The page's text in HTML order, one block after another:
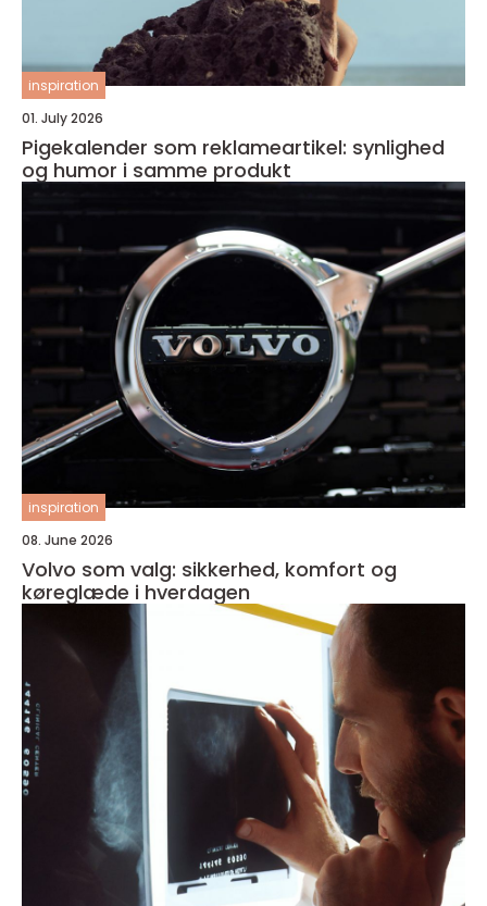
inspiration
01. July 2026
Pigekalender som reklameartikel: synlighed
og humor i samme produkt
inspiration
08. June 2026
Volvo som valg: sikkerhed, komfort og
køreglæde i hverdagen